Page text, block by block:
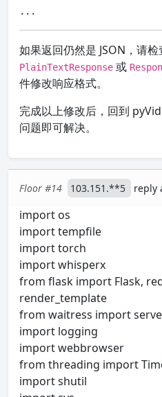
...
如果返回仍然是 JSON，请
PlainTextResponse 或
件修改响应格式。
完成以上修改后，回到
问题即可解决。
Floor #14 103.151.**5 reply
import os
import tempfile
import torch
import whisperx
from flask import Flask,
render_template
from waitress import serve
import logging
import webbrowser
from threading import
import shutil